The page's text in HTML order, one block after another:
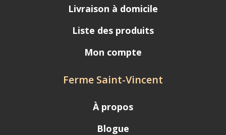
Livraison à domicile
Liste des produits
Mon compte
Ferme Saint-Vincent
À propos
Blogue